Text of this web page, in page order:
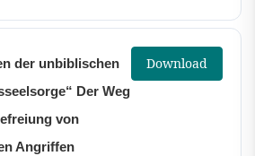
der unbiblischen
Der Weg
von
Angriffen
Download